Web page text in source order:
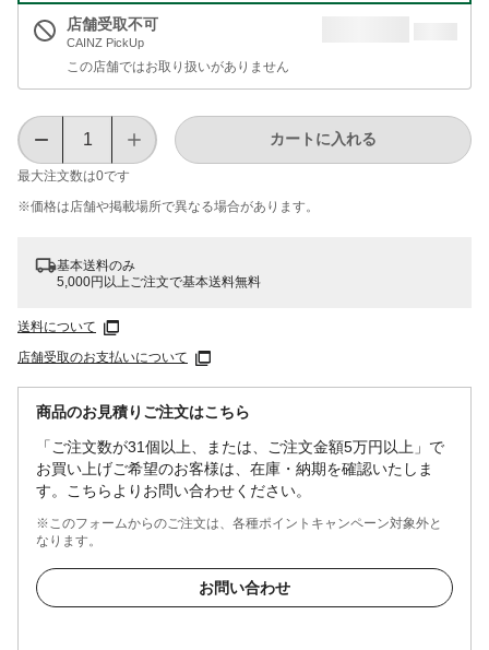
店舗受取不可
CAINZ PickUp
この店舗ではお取り扱いがありません
最大注文数は0です
カートに入れる
※価格は​店舗や​掲載場所で​異なる​場合が​あります。
基本送料のみ
5,000円以上ご注文で基本送料無料
送料について
店舗受取のお支払いについて
商品のお見積りご注文はこちら
「ご注文数が31個以上、または、ご注文金額5万円以上」で
お買い上げご希望のお客様は、在庫・納期を確認いたしま
す。こちらよりお問い合わせください。
※このフォームからのご注文は、各種ポイントキャンペーン対象外と
なります。
お問い合わせ